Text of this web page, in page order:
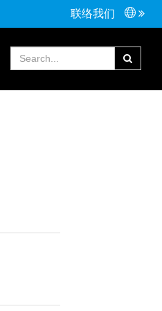
联络我们
Tools手工具